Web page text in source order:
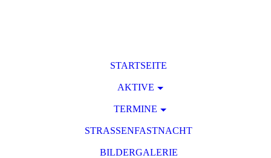
STARTSEITE
AKTIVE
TERMINE
STRASSENFASTNACHT
BILDERGALERIE